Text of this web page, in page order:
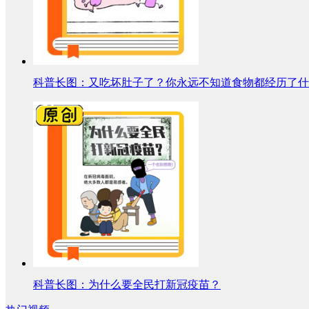
科普长图：又吃坏肚子了？你永远不知道食物都经历了
科普长图：为什么要全民打新冠疫苗？